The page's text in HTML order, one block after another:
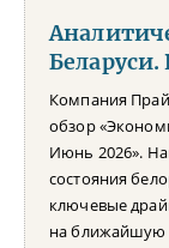
Компания
обзор
Июнь 2026».
состояния
ключевые
на ближайшую